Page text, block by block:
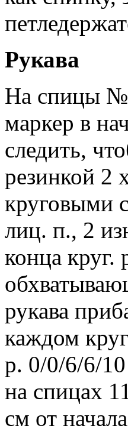
Рукава
На спицы №
маркер в
следить,
резинкой 2
круговыми
лиц. п., 2
конца круг.
рукава
каждом
р. 0/0/6/6/
на спицах
см от